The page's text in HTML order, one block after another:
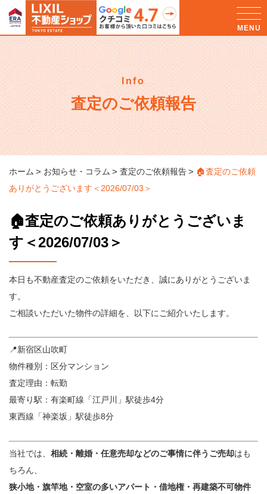
Info
査定のご依頼報告
ホーム お知らせ・コラム 査定のご依頼報告
🏠査定のご依頼
ありがとうございます＜2026/07/03＞
🏠査定のご依頼ありがとうございま
す＜2026/07/03＞
本日も不動産査定のご依頼をいただき、誠にありがとうございま
す。
ご相談いただいた物件の詳細を、以下にご紹介いたします。
📍新宿区山吹町
物件種別：区分マンション
査定理由：転勤
最寄り駅：有楽町線「江戸川」駅徒歩4分
東西線「神楽坂」駅徒歩8分
当社では、 相続・離婚・任意売却などのご事情に伴うご売却はも
ちろん、
狭小地・旗竿地・空室の多いアパート・借地権・再建築不可物件